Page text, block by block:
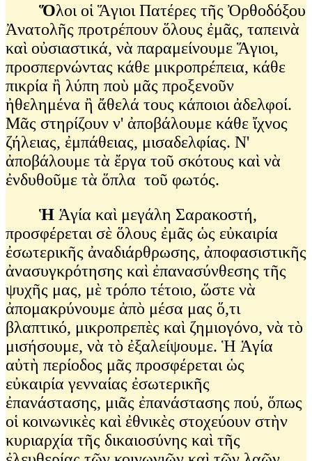
Ὅλοι οἱ Ἅγιοι Πατέρες τῆς Ὀρθοδόξου
Ἀνατολῆς προτρέπουν ὅλους ἐμᾶς, ταπεινὰ
καὶ οὐσιαστικά, νὰ παραμείνουμε Ἅγιοι,
προσπερνώντας κάθε μικροπρέπεια, κάθε
πικρία ἢ λύπη ποὺ μᾶς προξενοῦν
ἠθελημένα ἢ ἄθελά τους κάποιοι ἀδελφοί.
Μᾶς στηρίζουν ν' ἀποβάλουμε κάθε ἴχνος
ζήλειας, ἐμπάθειας, μισαδελφίας. Ν'
ἀποβάλουμε τὰ ἔργα τοῦ σκότους καὶ νὰ
ἐνδυθοῦμε τὰ ὅπλα τοῦ φωτός.
Ἡ Ἁγία καὶ μεγάλη Σαρακοστή,
προσφέρεται σὲ ὅλους ἐμᾶς ὡς εὐκαιρία
ἐσωτερικῆς ἀναδιάρθρωσης, ἀποφασιστικῆς
ἀνασυγκρότησης καὶ ἐπανασύνθεσης τῆς
ψυχῆς μας, μὲ τρόπο τέτοιο, ὥστε νὰ
ἀπομακρύνουμε ἀπὸ μέσα μας ὅ,τι
βλαπτικό, μικροπρεπὲς καὶ ζημιογόνο, νὰ τὸ
μισήσουμε, νὰ τὸ ἐξαλείψουμε. Ἡ Ἁγία
αὐτὴ περίοδος μᾶς προσφέρεται ὡς
εὐκαιρία γενναίας ἐσωτερικῆς
ἐπανάστασης, μιᾶς ἐπανάστασης πού, ὅπως
οἱ κοινωνικὲς καὶ ἐθνικὲς στοχεύουν στὴν
κυριαρχία τῆς δικαιοσύνης καὶ τῆς